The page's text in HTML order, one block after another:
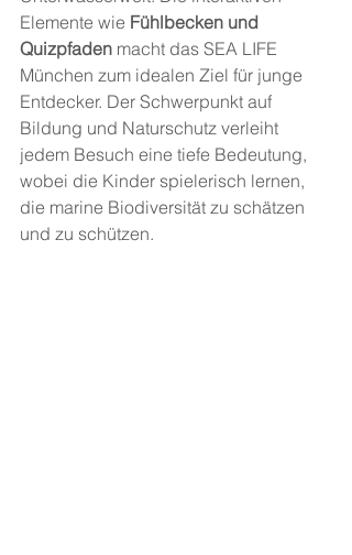
Elemente wie Fühlbecken und
Quizpfaden macht das SEA LIFE
München zum idealen Ziel für junge
Entdecker. Der Schwerpunkt auf
Bildung und Naturschutz verleiht
jedem Besuch eine tiefe Bedeutung,
wobei die Kinder spielerisch lernen,
die marine Biodiversität zu schätzen
und zu schützen.